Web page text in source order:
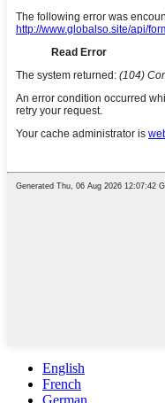
English
French